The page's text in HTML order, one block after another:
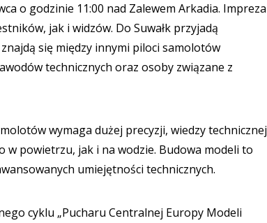
o godzinie 11:00 nad Zalewem Arkadia. Impreza
jak i widzów. Do Suwałk przyjadą
się między innymi piloci samolotów
technicznych oraz osoby związane z
wymaga dużej precyzji, wiedzy technicznej
powietrzu, jak i na wodzie. Budowa modeli to
umiejętności technicznych.
cyklu „Pucharu Centralnej Europy Modeli